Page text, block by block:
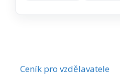
Ceník pro vzdělavatele